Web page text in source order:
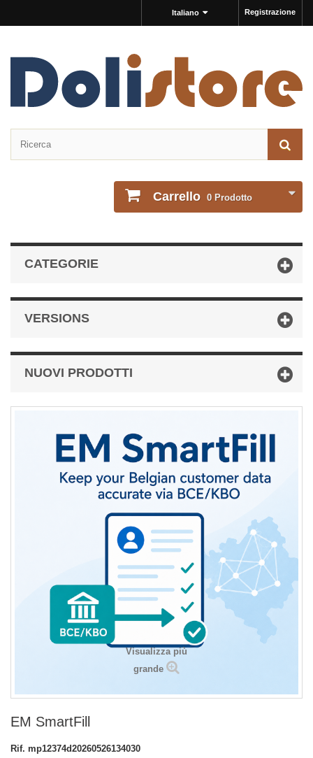
Registrazione
Italiano
Carrello 0 Prodotto
CATEGORIE
VERSIONS
NUOVI PRODOTTI
Visualizza più
grande
EM SmartFill
Rif. mp12374d20260526134030